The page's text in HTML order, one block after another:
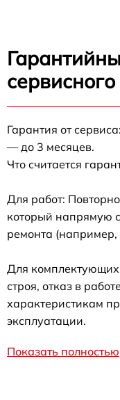
Гарантия от
— до 3 месяцев.
Что считается
Для работ:
который напрямую
ремонта
Для
строя, отказ в
характеристикам
эксплуатации.
Показать полностью